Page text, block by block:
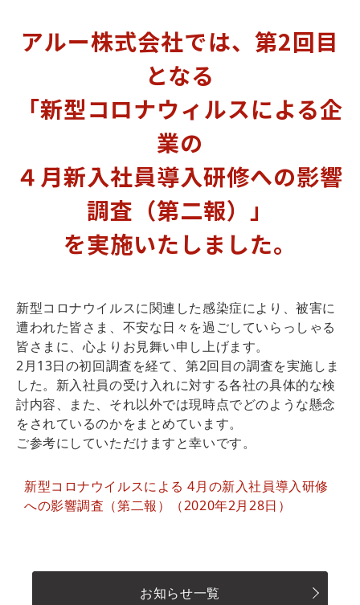
アルー株式会社では、第2回目
となる
「新型コロナウィルスによる企
業の
４月新入社員導入研修への影響
調査（第二報）」
を実施いたしました。
新型コロナウイルスに関連した感染症により、被害に
遭われた皆さま、不安な日々を過ごしていらっしゃる
皆さまに、心よりお見舞い申し上げます。
2月13日の初回調査を経て、第2回目の調査を実施しま
した。新入社員の受け入れに対する各社の具体的な検
討内容、また、それ以外では現時点でどのような懸念
をされているのかをまとめています。
ご参考にしていただけますと幸いです。
新型コロナウイルスによる 4月の新入社員導入研修
への影響調査（第二報）（2020年2月28日）
お知らせ一覧